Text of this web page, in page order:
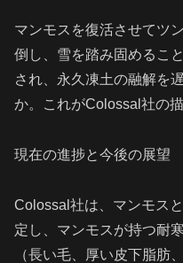
マンモスを復活させてツ
倒し、雪を踏み固めるこ
され、永久凍土の融解を
か。これがColossal社の
現在の進捗と今後の展望
Colossal社は、マンモス
定し、マンモスが持つ耐
（長い毛、厚い皮下脂肪